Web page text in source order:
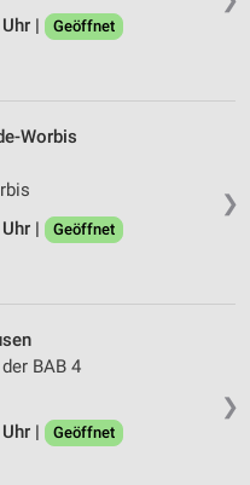
| Geöffnet
❯
Worbis
|
Geöffnet
❯
BAB 4
|
Geöffnet